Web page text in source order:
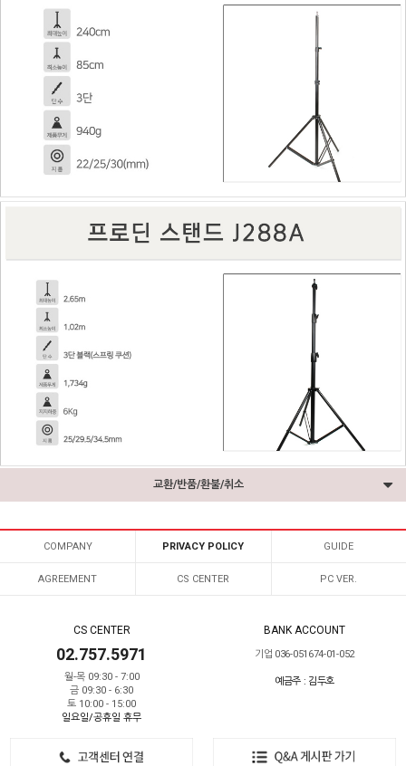
교환/반품/환불/취소
COMPANY PRIVACY POLICY GUIDE
AGREEMENT CS CENTER PC VER.
CS CENTER
02.757.5971
월-목 09:30 - 7:00
금 09:30 - 6:30
토 10:00 - 15:00
일요일/공휴일 휴무
BANK ACCOUNT
기업 036-051674-01-052
예금주 : 김두호